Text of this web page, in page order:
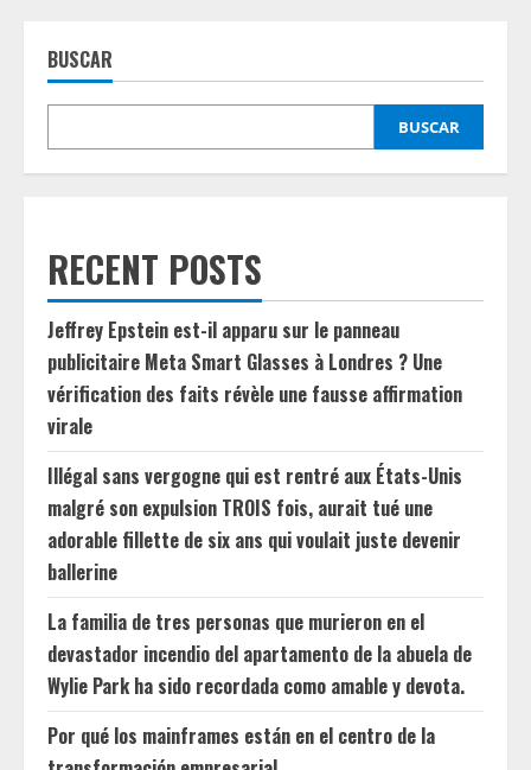
BUSCAR
BUSCAR
RECENT POSTS
Jeffrey Epstein est-il apparu sur le panneau
publicitaire Meta Smart Glasses à Londres ? Une
vérification des faits révèle une fausse affirmation
virale
Illégal sans vergogne qui est rentré aux États-Unis
malgré son expulsion TROIS fois, aurait tué une
adorable fillette de six ans qui voulait juste devenir
ballerine
La familia de tres personas que murieron en el
devastador incendio del apartamento de la abuela de
Wylie Park ha sido recordada como amable y devota.
Por qué los mainframes están en el centro de la